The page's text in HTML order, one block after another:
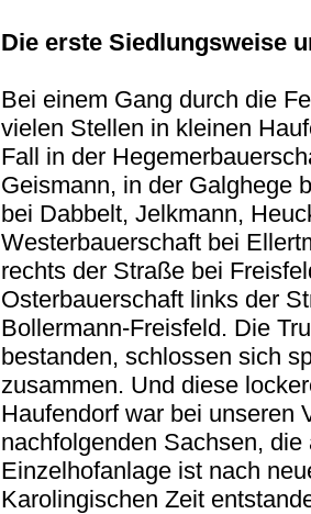
Die erste Siedlungsweise
Bei einem Gang durch die
vielen Stellen in kleinen
Fall in der
Geismann, in der Galghege
bei Dabbelt, Jelkmann,
Westerbauerschaft bei
rechts der Straße bei
Osterbauerschaft links der
Bollermann-Freisfeld. Die
bestanden, schlossen sich
zusammen. Und diese
Haufendorf war bei unseren
nachfolgenden Sachsen,
Einzelhofanlage ist nach
Karolingischen Zeit